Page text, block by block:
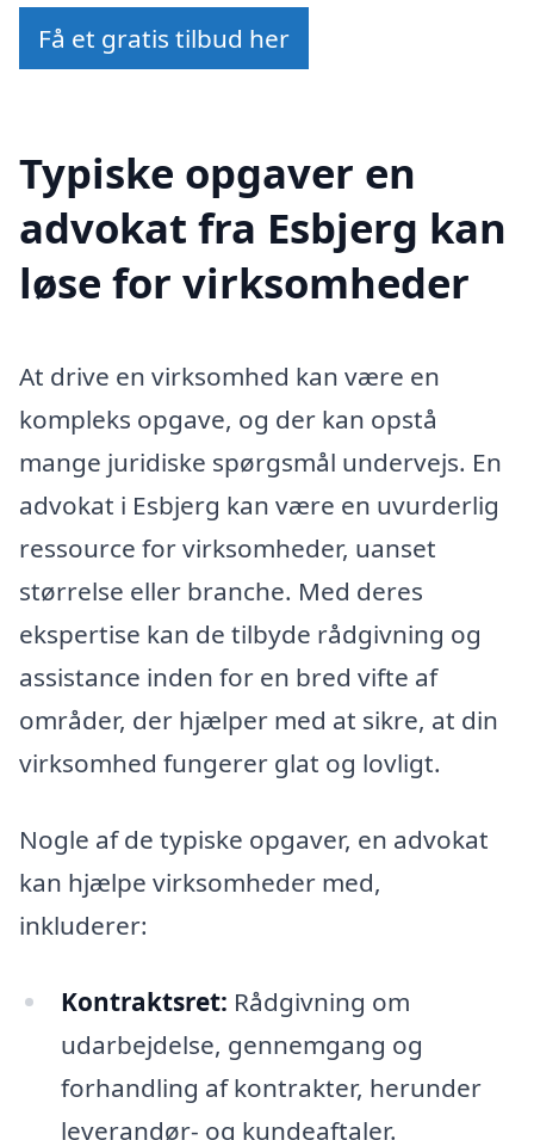
Få et gratis tilbud her
Typiske opgaver en
advokat fra Esbjerg kan
løse for virksomheder
At drive en virksomhed kan være en
kompleks opgave, og der kan opstå
mange juridiske spørgsmål undervejs. En
advokat i Esbjerg kan være en uvurderlig
ressource for virksomheder, uanset
størrelse eller branche. Med deres
ekspertise kan de tilbyde rådgivning og
assistance inden for en bred vifte af
områder, der hjælper med at sikre, at din
virksomhed fungerer glat og lovligt.
Nogle af de typiske opgaver, en advokat
kan hjælpe virksomheder med,
inkluderer:
Kontraktsret: Rådgivning om
udarbejdelse, gennemgang og
forhandling af kontrakter, herunder
leverandør- og kundeaftaler.